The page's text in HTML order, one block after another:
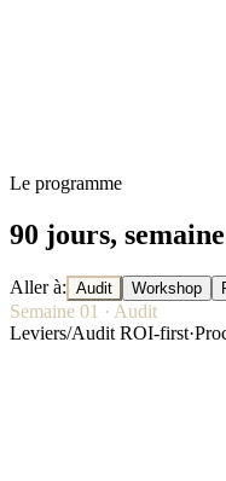
Le programme
90 jours,
Aller à: Audit Workshop
Semaine 01 · Audit
Leviers/Audit ROI-first·